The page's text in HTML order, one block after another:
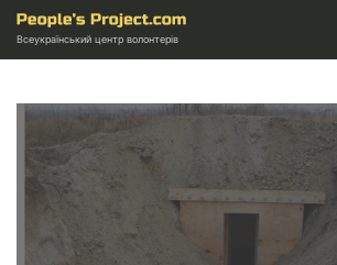
Всеукраїнський центр волонтерів